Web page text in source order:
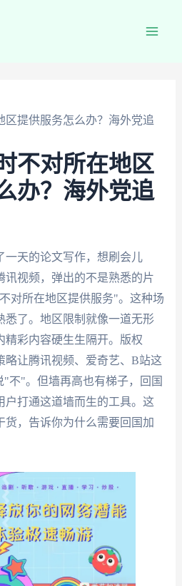
区提供服务怎么办？海外党追
不对所在地区
办？海外党追
一天的论文写作，想刷会儿
讯视频，弹出的不是熟悉的片
对所在地区提供服务"。这种场
悉了。地区限制就像一道无形
精彩内容硬生生隔开。版权
略让腾讯视频、爱奇艺、B站这
不"。但墙再高也有梯子，回国
户打通这道墙而生的工具。这
货，告诉你为什么需要回国加